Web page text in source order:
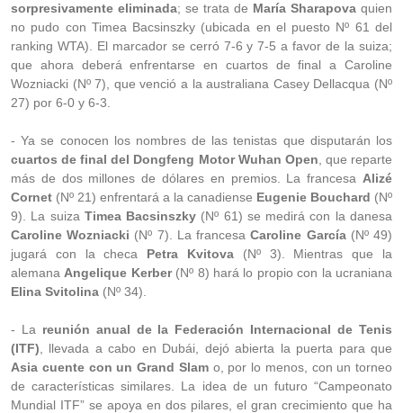
sorpresivamente eliminada; se trata de María Sharapova quien
no pudo con Timea Bacsinszky (ubicada en el puesto Nº 61 del
ranking WTA). El marcador se cerró 7-6 y 7-5 a favor de la suiza;
que ahora deberá enfrentarse en cuartos de final a Caroline
Wozniacki (Nº 7), que venció a la australiana Casey Dellacqua (Nº
27) por 6-0 y 6-3.
- Ya se conocen los nombres de las tenistas que disputarán los
cuartos de final del Dongfeng Motor Wuhan Open , que reparte
más de dos millones de dólares en premios. La francesa Alizé
Cornet (Nº 21) enfrentará a la canadiense Eugenie Bouchard (Nº
9). La suiza Timea Bacsinszky (Nº 61) se medirá con la danesa
Caroline Wozniacki (Nº 7). La francesaCaroline García(Nº 49)
jugará con la checa Petra Kvitova (Nº 3). Mientras que la
alemana Angelique Kerber(Nº 8) hará lo propio con la ucraniana
Elina Svitolina (Nº 34).
- La reunión anual de la Federación Internacional de Tenis
(ITF) , llevada a cabo en Dubái, dejó abierta la puerta para que
Asia cuente con un Grand Slamo, por lo menos, con un torneo
de características similares. La idea de un futuro “Campeonato
Mundial ITF” se apoya en dos pilares, el gran crecimiento que ha